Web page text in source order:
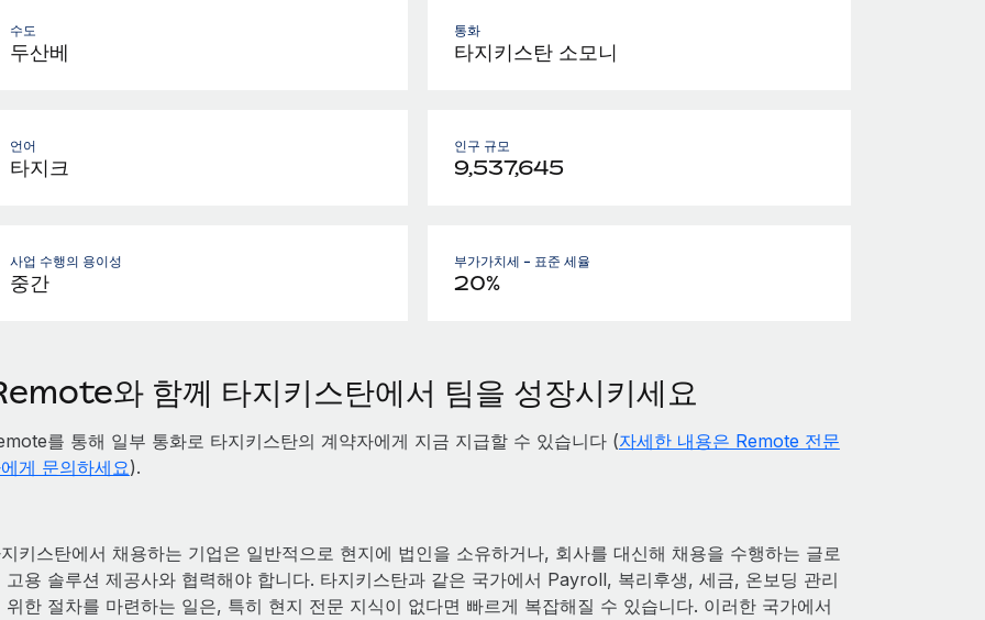
수도
두산베
통화
타지키스탄 소모니
언어
타지크
인구 규모
9,537,645
사업 수행의 용이성
중간
부가가치세 - 표준 세율
20%
와 함께 타지키스탄에서 팀을 성장시키세요
를 통해 일부 통화로 타지키스탄의 계약자에게 지금 지급할 수 있습니다 (자세한 내용은 Remote 전문
게 문의하세요).
키스탄에서 채용하는 기업은 일반적으로 현지에 법인을 소유하거나, 회사를 대신해 채용을 수행하는 글로
고용 솔루션 제공사와 협력해야 합니다. 타지키스탄과 같은 국가에서 Payroll, 복리후생, 세금, 온보딩 관리
위한 절차를 마련하는 일은, 특히 현지 전문 지식이 없다면 빠르게 복잡해질 수 있습니다. 이러한 국가에서